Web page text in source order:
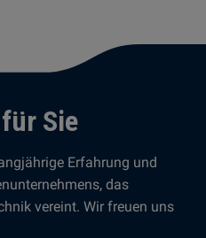
Sie
Erfahrung und
das
vereint. Wir freuen uns